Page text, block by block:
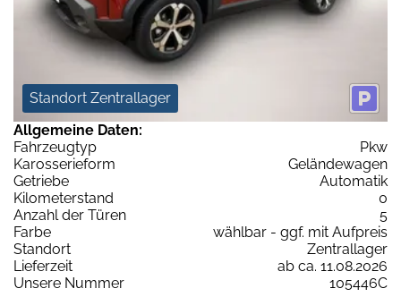
Standort Zentrallager
Allgemeine Daten:
Fahrzeugtyp
Pkw
Karosserieform
Geländewagen
Getriebe
Automatik
Kilometerstand
0
Anzahl der Türen
5
Farbe
wählbar - ggf. mit Aufpreis
Standort
Zentrallager
Lieferzeit
ab ca. 11.08.2026
Unsere Nummer
105446C